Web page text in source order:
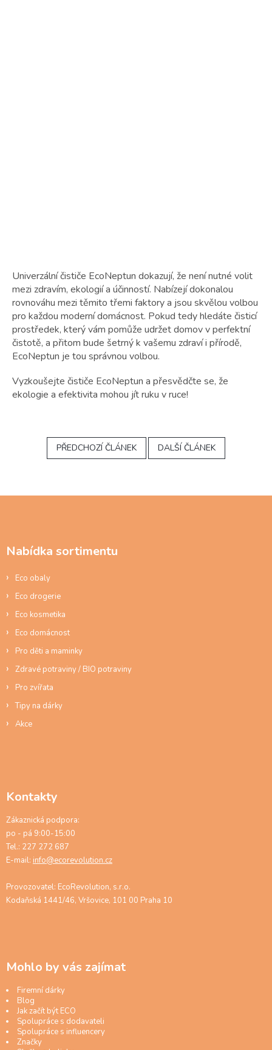
Univerzální čističe EcoNeptun dokazují, že není nutné volit
mezi zdravím, ekologií a účinností. Nabízejí dokonalou
rovnováhu mezi těmito třemi faktory a jsou skvělou volbou
pro každou moderní domácnost. Pokud tedy hledáte čisticí
prostředek, který vám pomůže udržet domov v perfektní
čistotě, a přitom bude šetrný k vašemu zdraví i přírodě,
EcoNeptun je tou správnou volbou.
Vyzkoušejte čističe EcoNeptun a přesvědčte se, že
ekologie a efektivita mohou jít ruku v ruce!
PŘEDCHOZÍ ČLÁNEK DALŠÍ ČLÁNEK
Nabídka sortimentu
Eco obaly
Eco drogerie
Eco kosmetika
Eco domácnost
Pro děti a maminky
Zdravé potraviny / BIO potraviny
Pro zvířata
Tipy na dárky
Akce
Kontakty
Zákaznická podpora:
po - pá 9:00-15:00
Tel.: 227 272 687
E-mail: info@ecorevolution.cz
Provozovatel: EcoRevolution, s.r.o.
Kodaňská 1441/46, Vršovice, 101 00 Praha 10
Mohlo by vás zajímat
Firemní dárky
Blog
Jak začít být ECO
Spolupráce s dodavateli
Spolupráce s influencery
Značky